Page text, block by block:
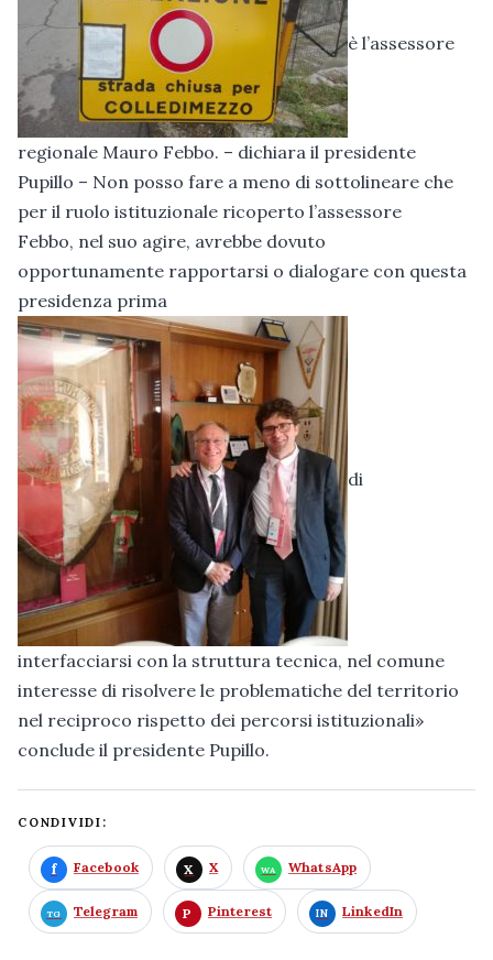
è l’assessore
regionale Mauro Febbo. – dichiara il presidente
Pupillo – Non posso fare a meno di sottolineare che
per il ruolo istituzionale ricoperto l’assessore
Febbo, nel suo agire, avrebbe dovuto
opportunamente rapportarsi o dialogare con questa
presidenza prima
di
interfacciarsi con la struttura tecnica, nel comune
interesse di risolvere le problematiche del territorio
nel reciproco rispetto dei percorsi istituzionali»
conclude il presidente Pupillo.
CONDIVIDI:
Facebook X WhatsApp
Telegram Pinterest LinkedIn